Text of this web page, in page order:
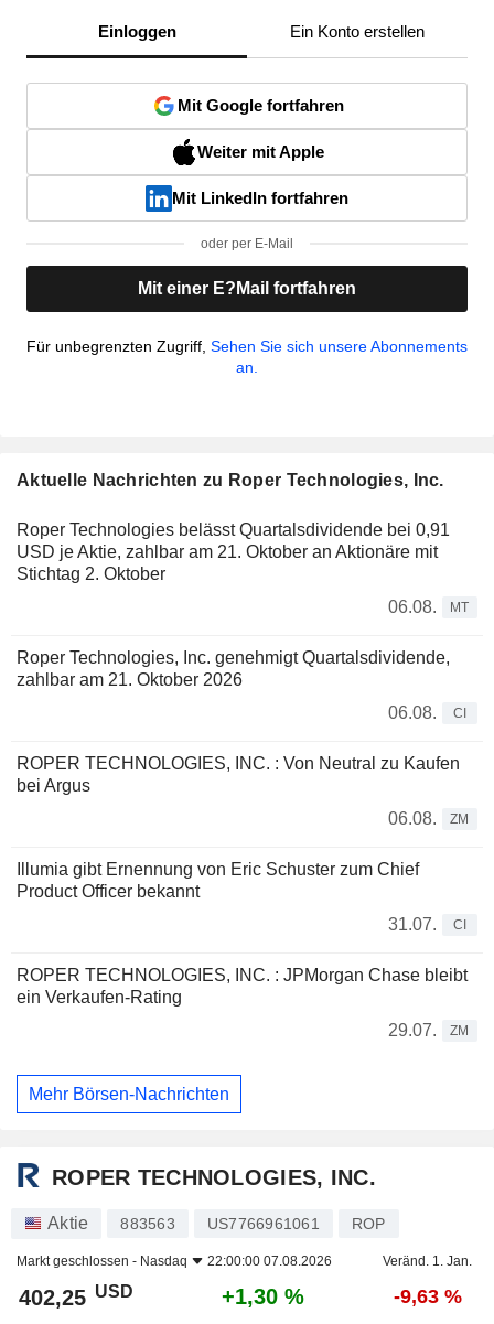
Einloggen Ein Konto erstellen
Mit Google fortfahren
Weiter mit Apple
Mit LinkedIn fortfahren
oder per E-Mail
Mit einer E?Mail fortfahren
Für unbegrenzten Zugriff, Sehen Sie sich unsere Abonnements
an.
Aktuelle Nachrichten zu Roper Technologies, Inc.
Roper Technologies belässt Quartalsdividende bei 0,91
USD je Aktie, zahlbar am 21. Oktober an Aktionäre mit
Stichtag 2. Oktober
06.08.
MT
Roper Technologies, Inc. genehmigt Quartalsdividende,
zahlbar am 21. Oktober 2026
06.08.
CI
ROPER TECHNOLOGIES, INC. : Von Neutral zu Kaufen
bei Argus
06.08.
ZM
Illumia gibt Ernennung von Eric Schuster zum Chief
Product Officer bekannt
31.07.
CI
ROPER TECHNOLOGIES, INC. : JPMorgan Chase bleibt
ein Verkaufen-Rating
29.07.
ZM
Mehr Börsen-Nachrichten
ROPER TECHNOLOGIES, INC.
Aktie 883563 US7766961061 ROP
Markt geschlossen - Nasdaq 22:00:00 07.08.2026 Veränd. 1. Jan.
402,25 USD +1,30 % -9,63 %